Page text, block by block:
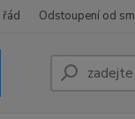
řád Odstoupení od